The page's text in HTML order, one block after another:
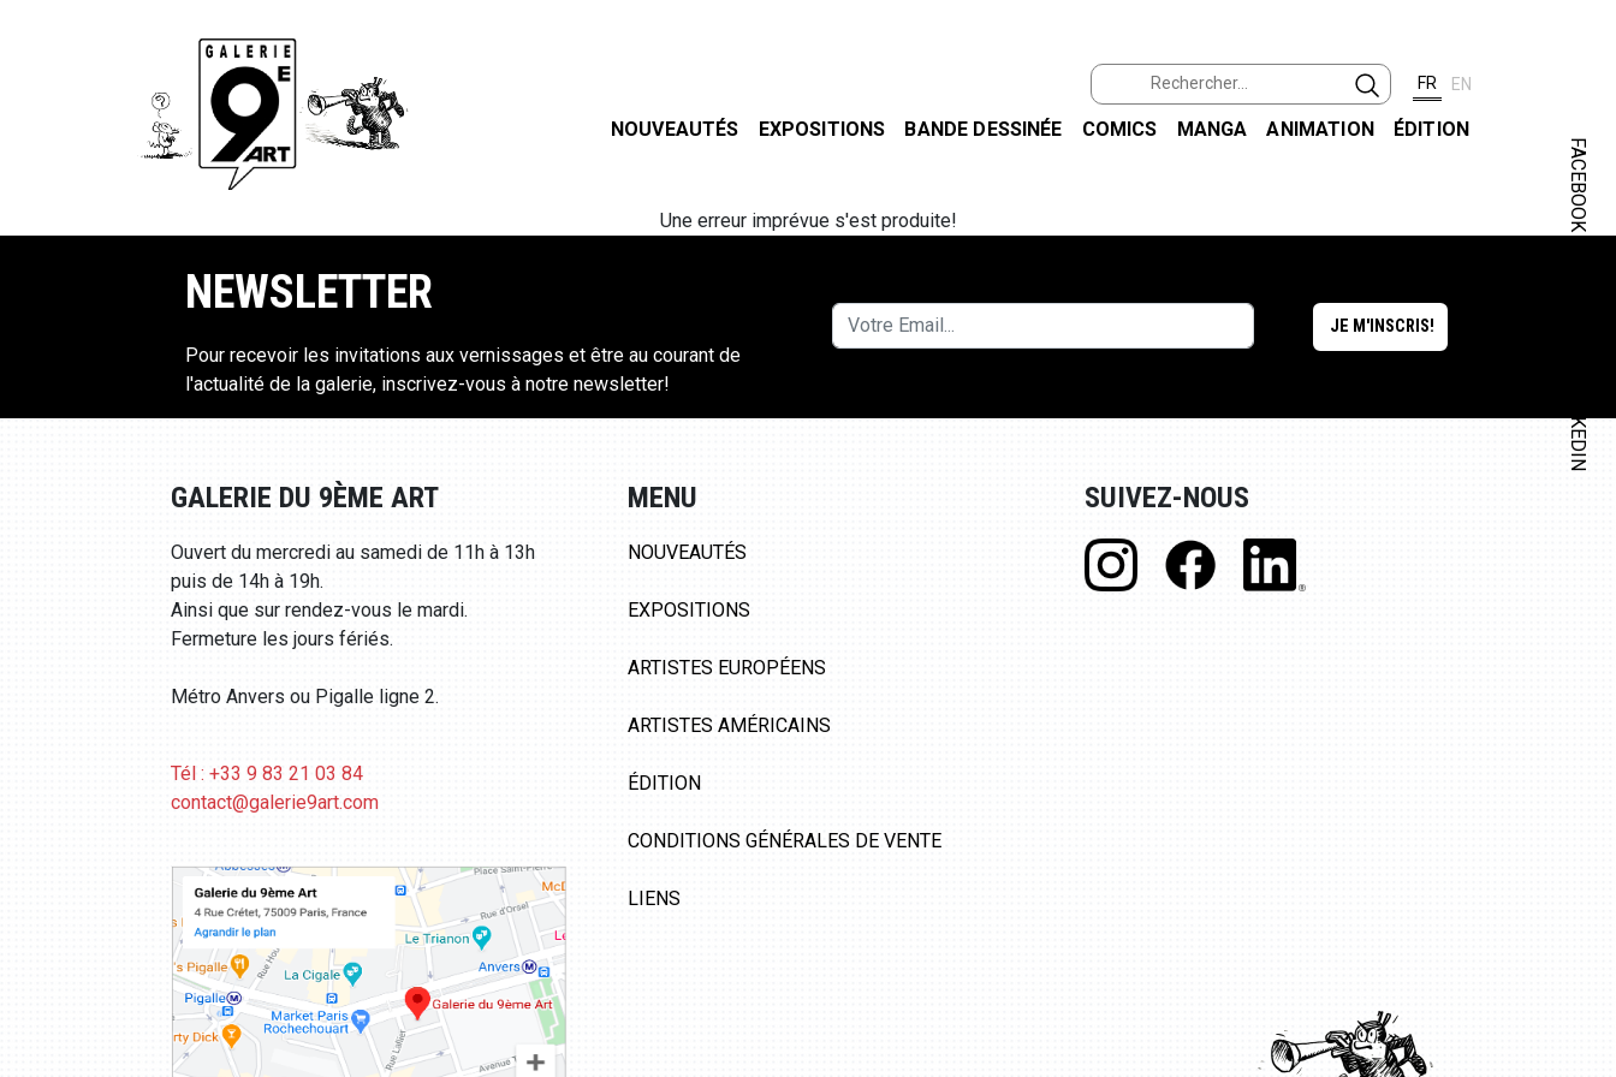
FR EN
NOUVEAUTÉS EXPOSITIONS BANDE DESSINÉE COMICS MANGA ANIMATION ÉDITION
FACEBOOK
LINKEDIN
Une erreur imprévue s'est produite!
NEWSLETTER
Pour recevoir les invitations aux vernissages et être au courant de
l'actualité de la galerie, inscrivez-vous à notre newsletter!
GALERIE DU 9ÈME ART
Ouvert du mercredi au samedi de 11h à 13h
puis de 14h à 19h.
Ainsi que sur rendez-vous le mardi.
Fermeture les jours fériés.
Métro Anvers ou Pigalle ligne 2.
Tél : +33 9 83 21 03 84
contact@galerie9art.com
MENU
NOUVEAUTÉS
EXPOSITIONS
ARTISTES EUROPÉENS
ARTISTES AMÉRICAINS
ÉDITION
CONDITIONS GÉNÉRALES DE VENTE
LIENS
SUIVEZ-NOUS